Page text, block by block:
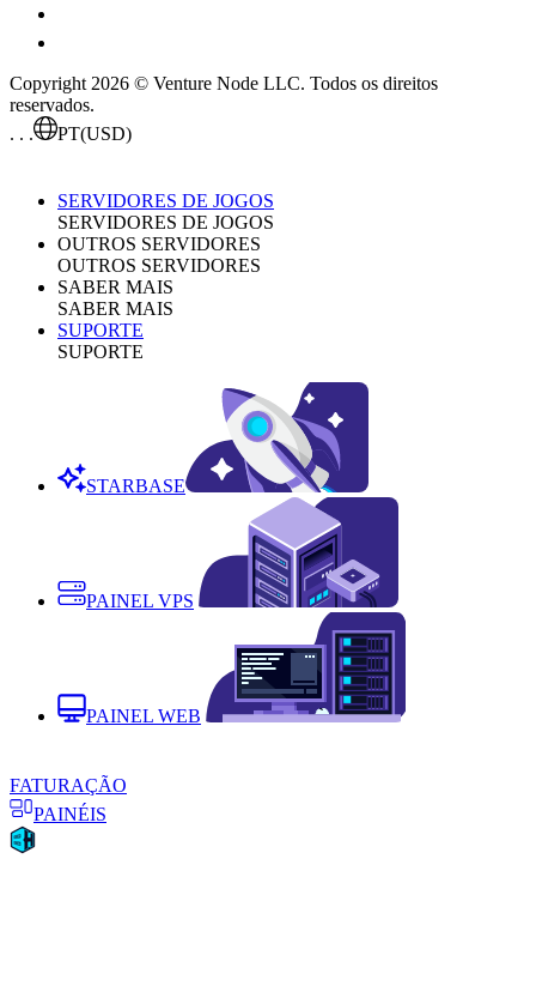
Copyright 2026 © Venture Node LLC. Todos os direitos
reservados.
. . .
PT(USD)
SERVIDORES DE JOGOS
SERVIDORES DE JOGOS
OUTROS SERVIDORES
OUTROS SERVIDORES
SABER MAIS
SABER MAIS
SUPORTE
SUPORTE
STARBASE
PAINEL VPS
PAINEL WEB
FATURAÇÃO
PAINÉIS